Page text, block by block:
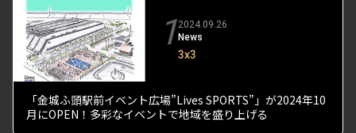
12024.09.26
News
3x3
「金城ふ頭駅前イベント広場”Lives SPORTS”」が2024年10
月にOPEN！多彩なイベントで地域を盛り上げる